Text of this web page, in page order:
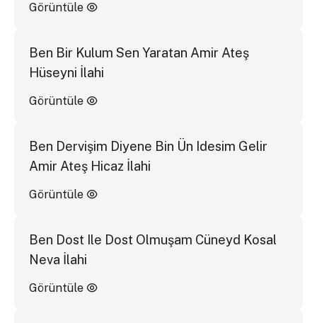
Görüntüle
Ben Bir Kulum Sen Yaratan Amir Ateş
Hüseyni İlahi
Görüntüle
Ben Dervişim Diyene Bin Ün Idesim Gelir
Amir Ateş Hicaz İlahi
Görüntüle
Ben Dost Ile Dost Olmuşam Cüneyd Kosal
Neva İlahi
Görüntüle